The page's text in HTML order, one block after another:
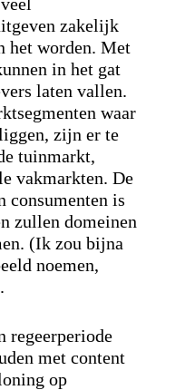
zakelijk
het worden. Met
in het gat
laten vallen.
waar
zijn er te
tuinmarkt,
vakmarkten. De
consumenten is
zullen domeinen
(Ik zou bijna
noemen,
regeerperiode
met content
op